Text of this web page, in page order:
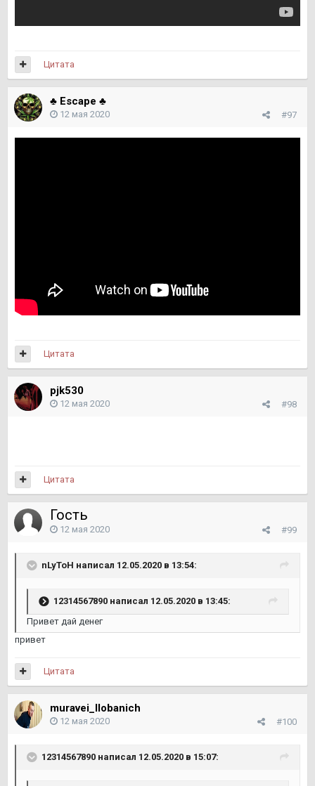
Цитата
♣ Escape ♣
#97
12 мая 2020
Цитата
pjk530
#98
12 мая 2020
Цитата
Гость
#99
12 мая 2020
nLyToH написал 12.05.2020 в 13:54:
12314567890 написал 12.05.2020 в 13:45:
Привет дай денег
привет
Цитата
muravei_llobanich
#100
12 мая 2020
12314567890 написал 12.05.2020 в 15:07: